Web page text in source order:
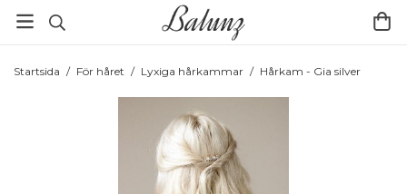
Startsida / För håret / Lyxiga hårkammar / Hårkam - Gia silver